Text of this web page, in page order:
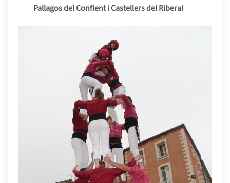
Pallagos del Conflent i Castellers del Riberal